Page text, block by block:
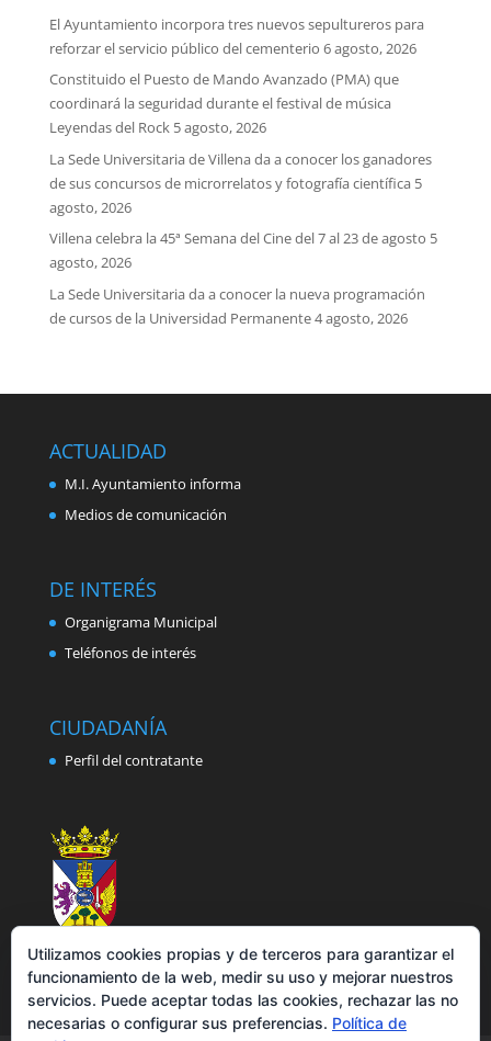
El Ayuntamiento incorpora tres nuevos sepultureros para
reforzar el servicio público del cementerio 6 agosto, 2026
Constituido el Puesto de Mando Avanzado (PMA) que
coordinará la seguridad durante el festival de música
Leyendas del Rock 5 agosto, 2026
La Sede Universitaria de Villena da a conocer los ganadores
de sus concursos de microrrelatos y fotografía científica 5
agosto, 2026
Villena celebra la 45ª Semana del Cine del 7 al 23 de agosto 5
agosto, 2026
La Sede Universitaria da a conocer la nueva programación
de cursos de la Universidad Permanente4 agosto, 2026
ACTUALIDAD
M.I. Ayuntamiento informa
Medios de comunicación
DE INTERÉS
Organigrama Municipal
Teléfonos de interés
CIUDADANÍA
Perfil del contratante
Utilizamos cookies propias y de terceros para garantizar el
funcionamiento de la web, medir su uso y mejorar nuestros
servicios. Puede aceptar todas las cookies, rechazar las no
necesarias o configurar sus preferencias. Política de